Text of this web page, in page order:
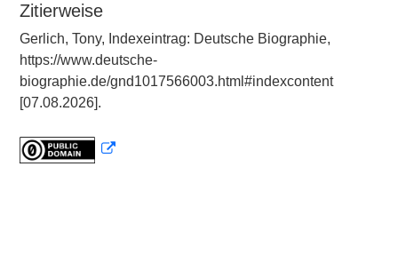
Zitierweise
Gerlich, Tony, Indexeintrag: Deutsche Biographie,
https://www.deutsche-
biographie.de/gnd1017566003.html#indexcontent
[07.08.2026].